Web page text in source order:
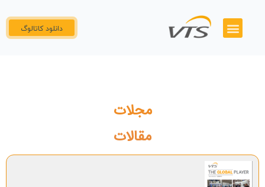
دانلود کاتالوگ
مجلات
مقالات